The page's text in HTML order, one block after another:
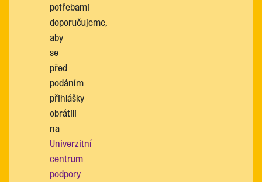
potřebami
doporučujeme,
aby
se
před
podáním
přihlášky
obrátili
na
Univerzitní
centrum
podpory